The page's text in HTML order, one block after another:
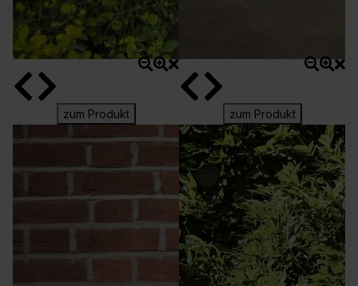
zum Produkt zum Produkt